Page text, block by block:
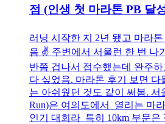
점 (인생 첫 마라톤 PB 달
러닝 시작한 지 2년 됐고 마라
음 ✌️ 주변에서 서울런 한 번 나
반쯤 겁나서 접수했는데 완주
다 싶었음. 마라톤 후기 보면
는 아쉬웠던 것도 같이 써봄. 서
Run)은 여의도에서 열리는 마
인기 대회라 특히 10km 부문은